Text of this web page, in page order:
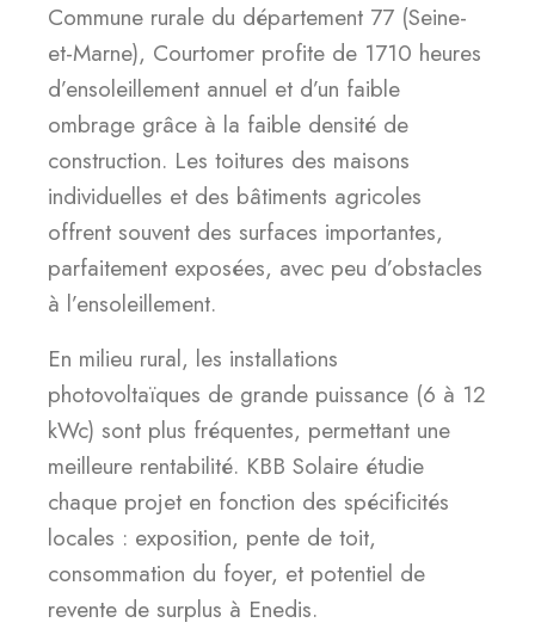
Commune rurale du département 77 (Seine-
et-Marne), Courtomer profite de 1710 heures
d’ensoleillement annuel et d’un faible
ombrage grâce à la faible densité de
construction. Les toitures des maisons
individuelles et des bâtiments agricoles
offrent souvent des surfaces importantes,
parfaitement exposées, avec peu d’obstacles
à l’ensoleillement.
En milieu rural, les installations
photovoltaïques de grande puissance (6 à 12
kWc) sont plus fréquentes, permettant une
meilleure rentabilité. KBB Solaire étudie
chaque projet en fonction des spécificités
locales : exposition, pente de toit,
consommation du foyer, et potentiel de
revente de surplus à Enedis.